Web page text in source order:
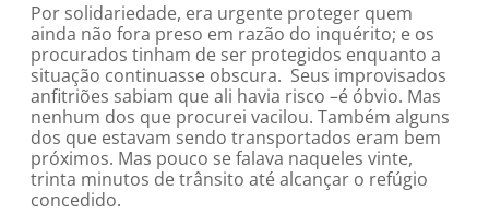
Por solidariedade, era urgente proteger quem
ainda não fora preso em razão do inquérito; e os
procurados tinham de ser protegidos enquanto a
situação continuasse obscura. Seus improvisados
anfitriões sabiam que ali havia risco –é óbvio. Mas
nenhum dos que procurei vacilou. Também alguns
dos que estavam sendo transportados eram bem
próximos. Mas pouco se falava naqueles vinte,
trinta minutos de trânsito até alcançar o refúgio
concedido.